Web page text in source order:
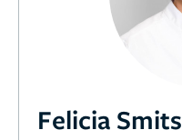
Felicia Smits